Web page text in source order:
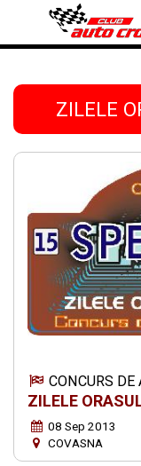
ZILELE
CONCURS DE
ZILELE
08 Sep 2013
COVASNA